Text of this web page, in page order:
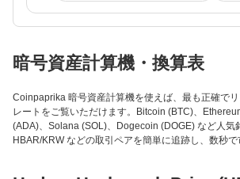
暗号資産計算機・換算表
Coinpaprika 暗号資産計算機を使えば、最も正確で
レートをご覧いただけます。Bitcoin (BTC)、
(ADA)、Solana (SOL)、Dogecoin (DOGE) など人気
HBAR/KRW などの取引ペアを簡単に追跡し、数秒で